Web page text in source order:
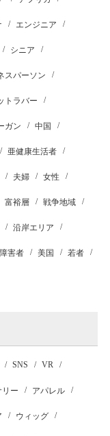
エンジニア
シニア
スパーソン
トラバー
ガン 中国
亜健康生活者
夫婦 女性
富裕層 戦争地域
沿岸エリア
害者 美国 若者
SNS VR
リー アパレル
ウィッグ